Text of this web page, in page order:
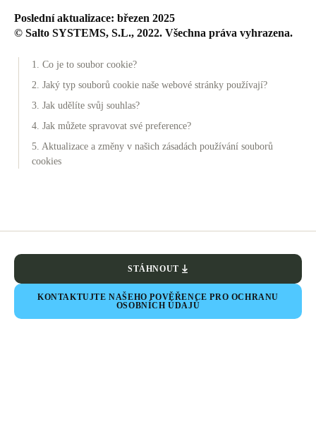
Poslední aktualizace: březen 2025
© Salto SYSTEMS, S.L., 2022. Všechna práva vyhrazena.
1. Co je to soubor cookie?
2. Jaký typ souborů cookie naše webové stránky používají?
3. Jak udělíte svůj souhlas?
4. Jak můžete spravovat své preference?
5. Aktualizace a změny v našich zásadách používání souborů
cookies
STÁHNOUT
KONTAKTUJTE NAŠEHO POVĚŘENCE PRO OCHRANU
OSOBNÍCH ÚDAJŮ